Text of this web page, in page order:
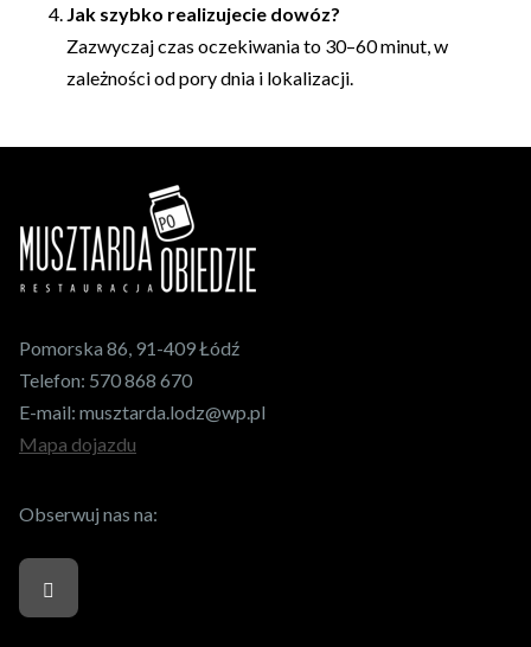
Jak szybko realizujecie dowóz?
Zazwyczaj czas oczekiwania to 30–60 minut, w
zależności od pory dnia i lokalizacji.
Pomorska 86, 91-409 Łódź
Telefon: 570 868 670
E-mail: musztarda.lodz@wp.pl
Mapa dojazdu
Obserwuj nas na: